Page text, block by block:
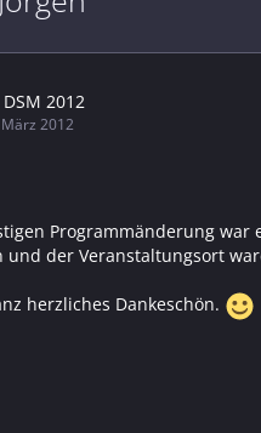
2012
2012
Programmänderung war
und der Veranstaltungsort
herzliches Dankeschön.